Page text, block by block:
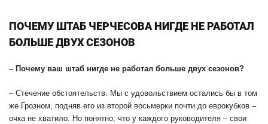
ПОЧЕМУ ШТАБ ЧЕРЧЕСОВА НИГДЕ НЕ РАБОТАЛ
БОЛЬШЕ ДВУХ СЕЗОНОВ
– Почему ваш штаб нигде не работал больше двух сезонов?
– Стечение обстоятельств. Мы с удовольствием остались бы в том
же Грозном, подняв его из второй восьмерки почти до еврокубков –
очка не хватило. Но понятно, что у каждого руководителя – свои